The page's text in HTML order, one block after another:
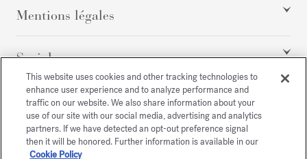
Mentions légales
Social
Tous droits réservés
This website uses cookies and other tracking technologies to
enhance user experience and to analyze performance and
traffic on our website. We also share information about your
use of our site with our social media, advertising and analytics
partners. If we have detected an opt-out preference signal
then it will be honored. Further information is available in our
Cookie Policy